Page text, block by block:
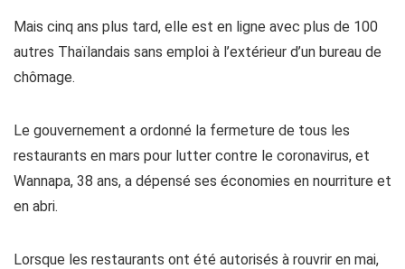
Mais cinq ans plus tard, elle est en ligne avec plus de 100
autres Thaïlandais sans emploi à l’extérieur d’un bureau de
chômage.
Le gouvernement a ordonné la fermeture de tous les
restaurants en mars pour lutter contre le coronavirus, et
Wannapa, 38 ans, a dépensé ses économies en nourriture et
en abri.
Lorsque les restaurants ont été autorisés à rouvrir en mai,